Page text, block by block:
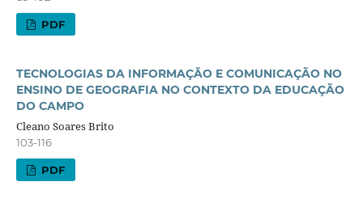
PDF
TECNOLOGIAS DA INFORMAÇÃO E COMUNICAÇÃO NO
ENSINO DE GEOGRAFIA NO CONTEXTO DA EDUCAÇÃO
DO CAMPO
Cleano Soares Brito
103-116
PDF